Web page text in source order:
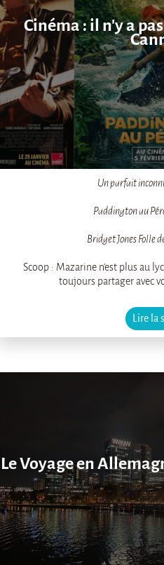
Cinéma : il n'y a
Un parfait
Paddington au
Bridget Jones Folle
Scoop : Mazarine n'est plus au
toujours partager avec
Lire la
Le Voyage en